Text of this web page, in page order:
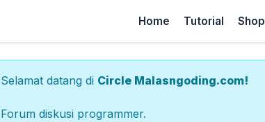
Home Tutorial Shop
Selamat datang di Circle Malasngoding.com!
Forum diskusi programmer.